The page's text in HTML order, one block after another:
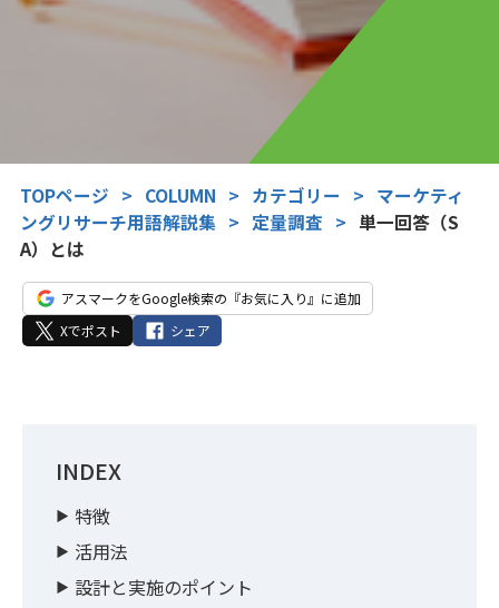
TOPページ > COLUMN > カテゴリー > マーケティ
ングリサーチ用語解説集 > 定量調査 > 単一回答（S
A）とは
アスマークをGoogle検索の『お気に入り』に追加
Xでポスト
シェア
INDEX
特徴
活用法
設計と実施のポイント